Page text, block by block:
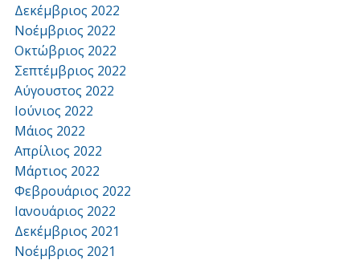
Δεκέμβριος 2022
Νοέμβριος 2022
Οκτώβριος 2022
Σεπτέμβριος 2022
Αύγουστος 2022
Ιούνιος 2022
Μάιος 2022
Απρίλιος 2022
Μάρτιος 2022
Φεβρουάριος 2022
Ιανουάριος 2022
Δεκέμβριος 2021
Νοέμβριος 2021